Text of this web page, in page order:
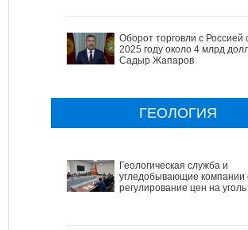
Оборот торговли с Россией
2025 году около 4 млрд
Садыр Жапаров
ГЕОЛОГИЯ
Геологическая служба и
угледобывающие компании
регулирование цен на уголь